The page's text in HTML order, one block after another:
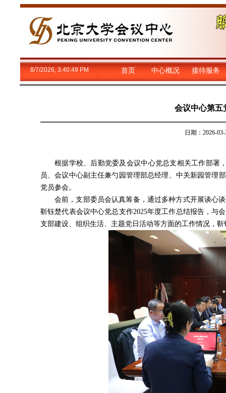
8/7/2026, 3:40:49 PM 首页 中心概况 接待服务
会议中心第五
日期：2026-
根据学校、后勤党委及会议中心党总支相关工作部署
员、会议中心副主任兼勺园管理部总经理、中关新园管理
党员参会。
会前，支部委员会认真筹备，通过多种方式开展谈心
靳钰楚代表会议中心党总支作2025年度工作总结报告，与
支部建设、组织生活、主题党日活动等方面的工作情况，